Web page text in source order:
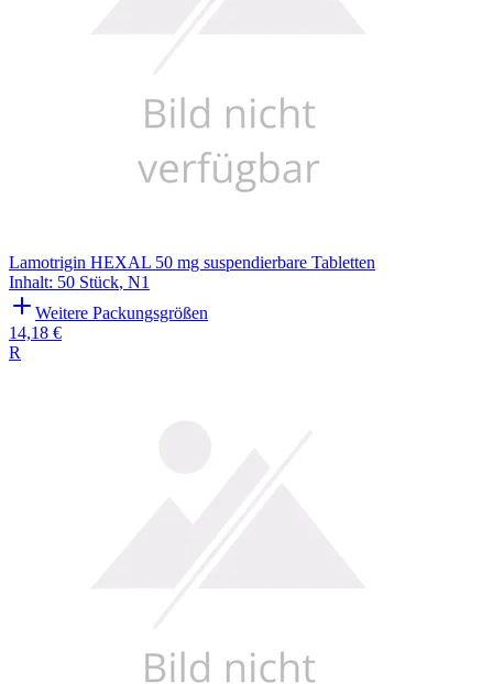
Lamotrigin HEXAL 50 mg suspendierbare Tabletten
Inhalt: 50 Stück, N1
Weitere Packungsgrößen
14,18 €
R